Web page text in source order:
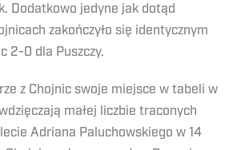
Dodatkowo jedyne jak dotąd
zakończyło się identycznym
2-0 dla Puszczy.
z Chojnic swoje miejsce w tabeli w
małej liczbie traconych
Adriana Paluchowskiego w 14